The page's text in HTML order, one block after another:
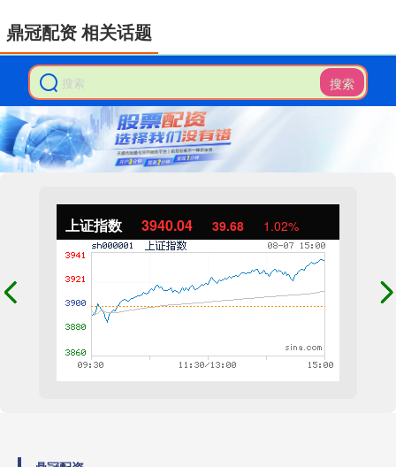
搜索
上证指数 3940.04 39.68 1.02%
鼎冠配资 相关话题